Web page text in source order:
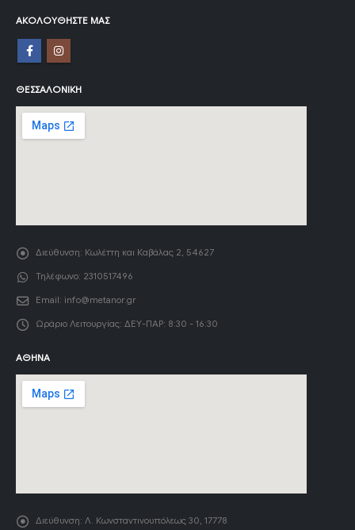
ΑΚΟΛΟΥΘΉΣΤΕ ΜΑΣ
ΘΕΣΣΑΛΟΝΊΚΗ
Διεύθυνση: Κωλέττη και Καβάλας 2, 54627
Τηλέφωνο: 2310517496
Email: info@metanor.gr
Ωράριο Λειτουργίας: ΔΕΥ-ΠΑΡ: 8:30 - 16:30
ΑΘΉΝΑ
Διεύθυνση: Λ. Κωνσταντινουπόλεως 30, 17778